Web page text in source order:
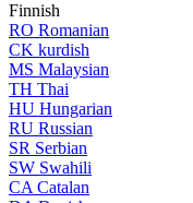
Finnish
RO Romanian
CK kurdish
MS Malaysian
TH Thai
HU Hungarian
RU Russian
SR Serbian
SW Swahili
CA Catalan